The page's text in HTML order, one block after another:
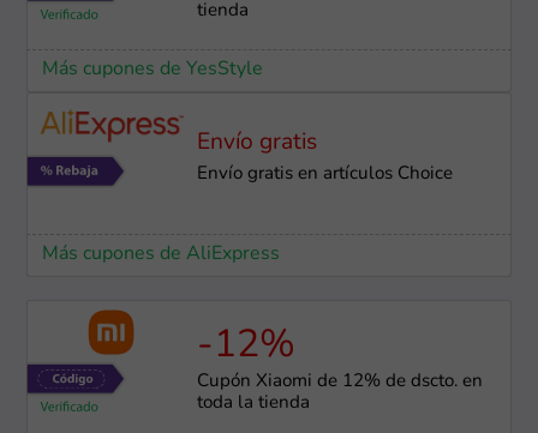
tienda
Más cupones de YesStyle
Envío gratis
Envío gratis en artículos Choice
Más cupones de AliExpress
-12%
Cupón Xiaomi de 12% de dscto. en
toda la tienda